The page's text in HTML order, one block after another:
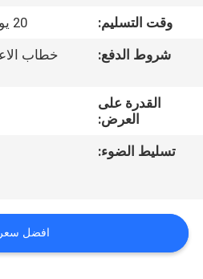
اتصل
أخبار
خريطة
سياسة
الخصوصية
وقت التسليم:
20 يومًا بعد تأكيد الطلب والإيداع
شروط الدفع:
القدرة على
العرض:
تسليط الضوء:
افضل سعر